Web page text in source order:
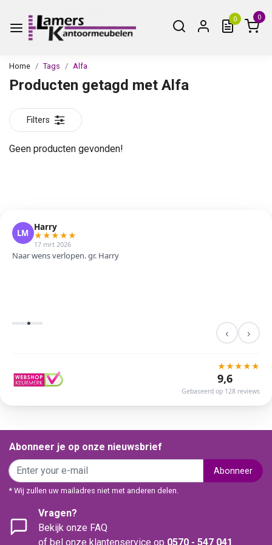
0 0
Home Tags Alfa
Producten getagd met Alfa
Filters
Geen producten gevonden!
LM
Harry
★★★★★
17 mrt 2026
Naar wens verlopen. gr. Harry
‹ ›
★★★★★
9,6
Gebaseerd op 128 reviews
Abonneer je op onze nieuwsbrief
Abonneer
* Wij zullen uw mailadres niet met anderen delen.
Vragen?
Bekijk onze FAQ
of bel onze klantenservice op 0570 - 547 041